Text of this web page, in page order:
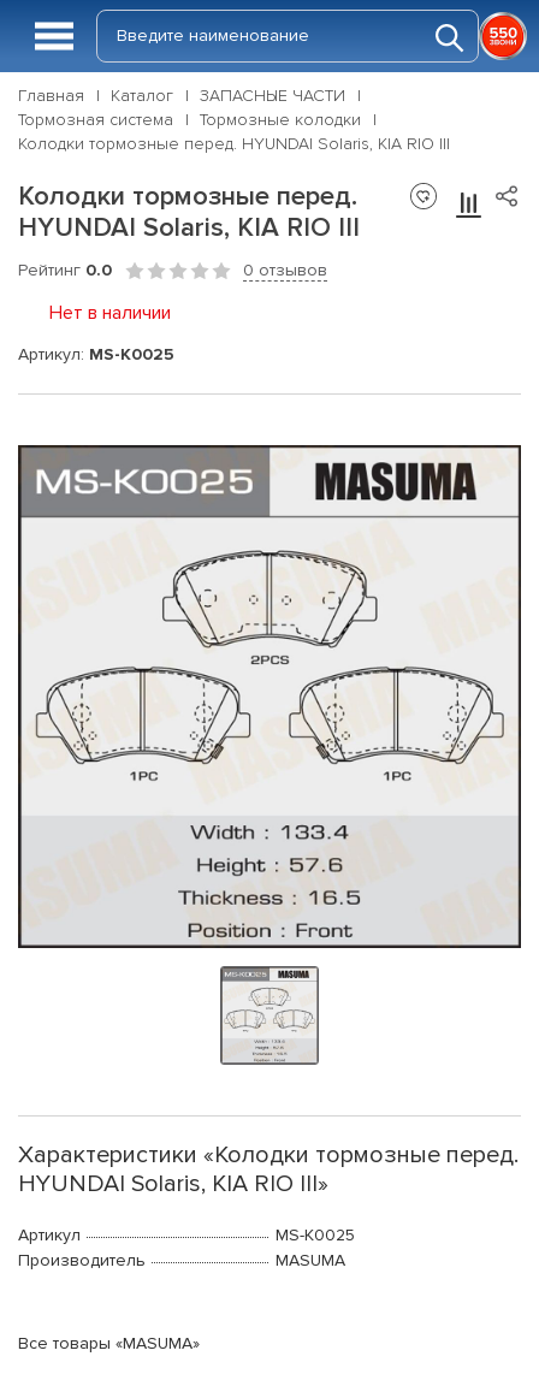
Главная Каталог
ЗАПАСНЫЕ ЧАСТИ
Тормозная система
Тормозные колодки
Колодки тормозные перед. HYUNDAI Solaris, KIA RIO III
Колодки тормозные перед.
HYUNDAI Solaris, KIA RIO III
Рейтинг 0.0 0 отзывов
Нет в наличии
Артикул: MS-K0025
Характеристики «Колодки тормозные перед.
HYUNDAI Solaris, KIA RIO III»
Артикул
MS-K0025
Производитель
MASUMA
Все товары «MASUMA»